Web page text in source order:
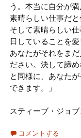
う。本当に自分が
素晴らしい仕事だと
そして素晴らしい
日していることを愛
あなたがそれをま
ださい。決して諦
と同様に、あなた
できます。」
スティーブ・ジョ
コメントする